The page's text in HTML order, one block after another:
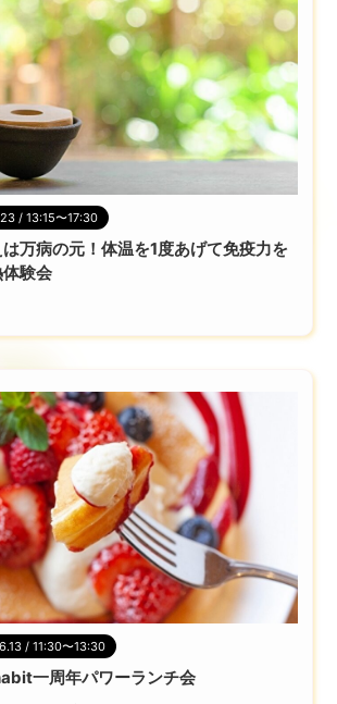
/ 13:15〜17:30
は万病の元！体温を1度あげて免疫力を
験会
/ 11:30〜13:30
一周年パワーランチ会